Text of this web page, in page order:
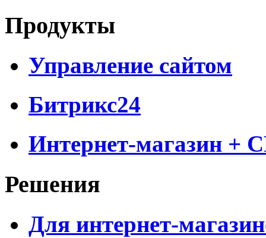
Продукты
Управление сайтом
Битрикс24
Интернет-магазин +
Решения
Для интернет-